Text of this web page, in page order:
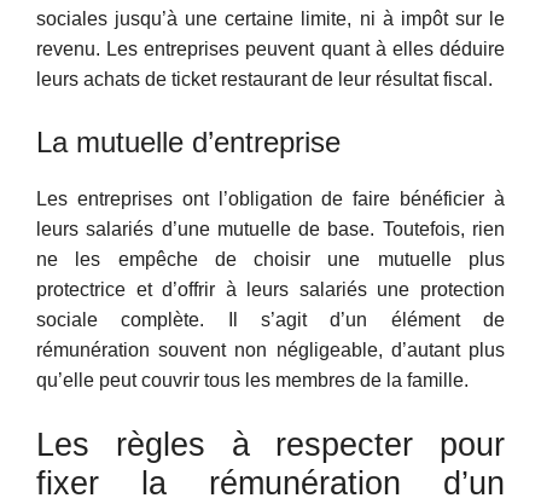
sociales jusqu’à une certaine limite, ni à impôt sur le
revenu. Les entreprises peuvent quant à elles déduire
leurs achats de ticket restaurant de leur résultat fiscal.
La mutuelle d’entreprise
Les entreprises ont l’obligation de faire bénéficier à
leurs salariés d’une mutuelle de base. Toutefois, rien
ne les empêche de choisir une mutuelle plus
protectrice et d’offrir à leurs salariés une protection
sociale complète. Il s’agit d’un élément de
rémunération souvent non négligeable, d’autant plus
qu’elle peut couvrir tous les membres de la famille.
Les règles à respecter pour
fixer la rémunération d’un